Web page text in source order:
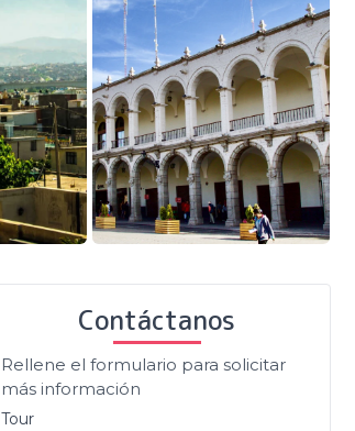
Contáctanos
Rellene el formulario para solicitar
más información
Tour